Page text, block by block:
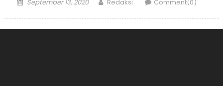
September 13, 2020 Redaksi Comment(0)